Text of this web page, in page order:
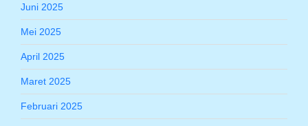
Juni 2025
Mei 2025
April 2025
Maret 2025
Februari 2025